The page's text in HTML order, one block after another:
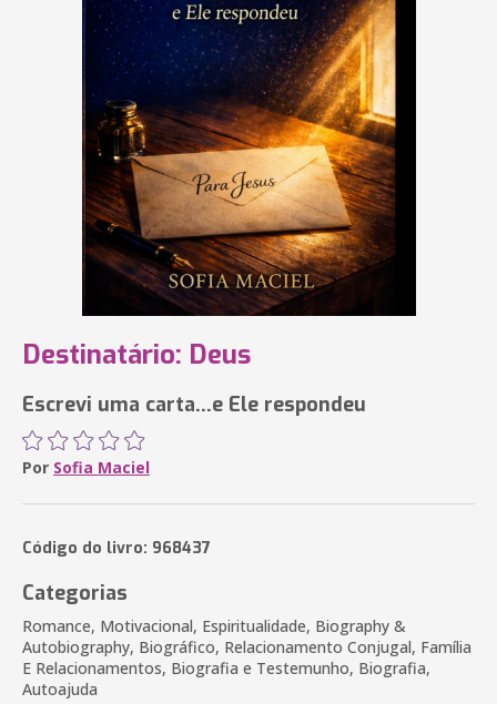
Destinatário: Deus
Escrevi uma carta...e Ele respondeu
Por Sofia Maciel
Código do livro: 968437
Categorias
Romance, Motivacional, Espiritualidade, Biography &
Autobiography, Biográfico, Relacionamento Conjugal, Família
E Relacionamentos, Biografia e Testemunho, Biografia,
Autoajuda